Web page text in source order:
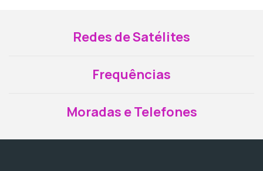
Redes de Satélites
Frequências
Moradas e Telefones